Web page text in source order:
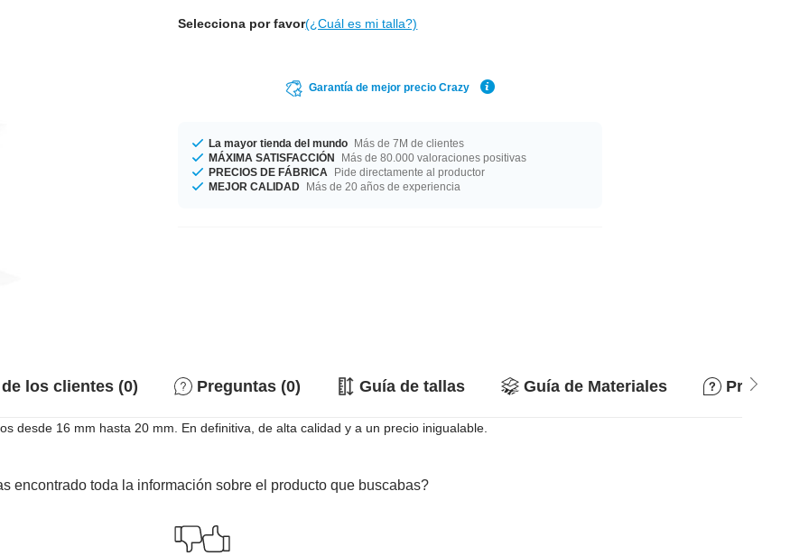
Selecciona por favor(¿Cuál es mi talla?)
Garantía de mejor precio Crazy
La mayor tienda del mundo Más de 7M de clientes
MÁXIMA SATISFACCIÓN
Más de 80.000 valoraciones positivas
PRECIOS DE FÁBRICA
Pide directamente al productor
MEJOR CALIDAD Más de 20 años de experiencia
los clientes (0) Preguntas (0) Guía de tallas Guía de Materiales
desde 16 mm hasta 20 mm. En definitiva, de alta calidad y a un precio inigualable.
encontrado toda la información sobre el producto que buscabas?